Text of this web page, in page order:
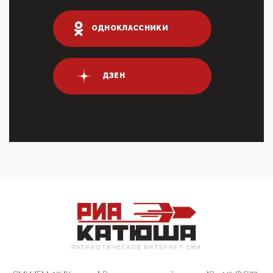
ИНН для переводов по СБП это первый шаг из
логических двухЗаполнение ИНН при любых
переводах по ...
03:35, 10 Апреля 2026
крупных банках по итогам 2025 года превысило 63
млрд руб. ...
03:01, 10 Апреля 2026
Цифроконцлагерь работает только на
входМошенники активно пользуются аккаунтами на
Госуслугах уме...
12:01, 10 Апреля 2026
ОДНОКЛАССНИКИ
ДЗЕН
ПАТРИОТИЧЕСКОЕ ИНТЕРНЕТ СМИ